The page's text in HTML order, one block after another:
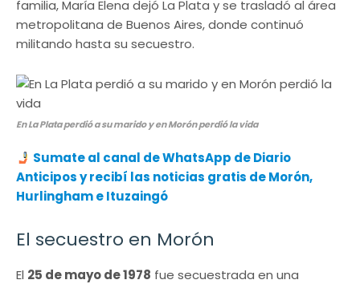
familia, María Elena dejó La Plata y se trasladó al área
metropolitana de Buenos Aires, donde continuó
militando hasta su secuestro.
En La Plata perdió a su marido y en Morón perdió la vida
Sumate al canal de WhatsApp de Diario
Anticipos y recibí las noticias gratis de Morón,
Hurlingham e Ituzaingó
El secuestro en Morón
El 25 de mayo de 1978 fue secuestrada en una